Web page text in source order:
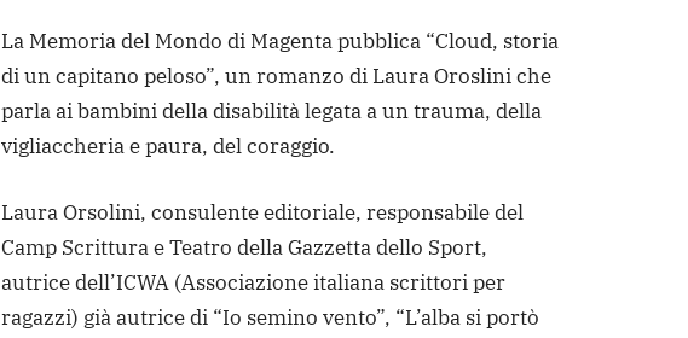
La Memoria del Mondo di Magenta pubblica “Cloud, storia
di un capitano peloso”, un romanzo di Laura Oroslini che
parla ai bambini della disabilità legata a un trauma, della
vigliaccheria e paura, del coraggio.
Laura Orsolini, consulente editoriale, responsabile del
Camp Scrittura e Teatro della Gazzetta dello Sport,
autrice dell’ICWA (Associazione italiana scrittori per
ragazzi) già autrice di “Io semino vento”, “L’alba si portò